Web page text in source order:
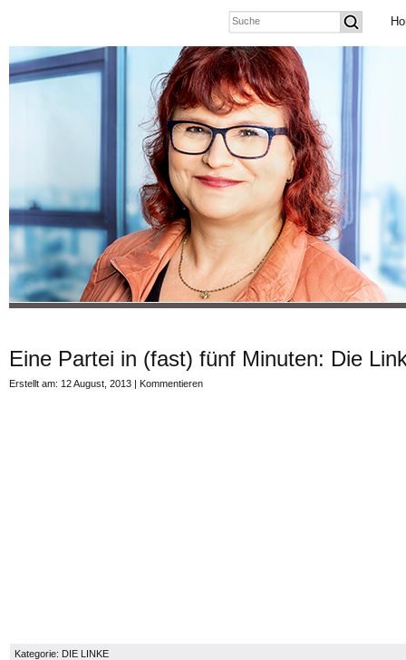
Eine Partei in (fast) fünf Minuten: Die
Erstellt am: 12 August, 2013 | Kommentieren
Kategorie: DIE LINKE